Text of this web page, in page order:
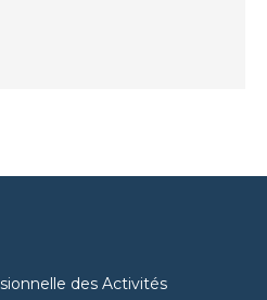
des Activités